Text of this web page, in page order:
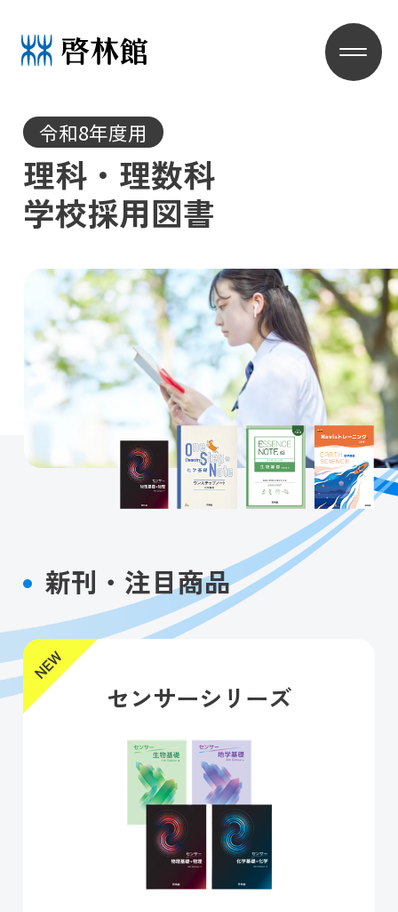
令和8年度用
理科・理数科
学校採用図書
新刊・注目商品
センサーシリーズ